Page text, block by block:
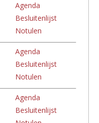
Agenda
Besluitenlijst
Notulen
Agenda
Besluitenlijst
Notulen
Agenda
Besluitenlijst